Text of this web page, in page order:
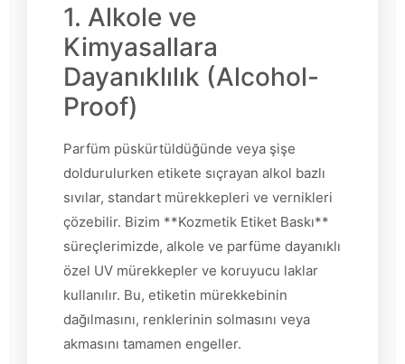
1. Alkole ve
Kimyasallara
Dayanıklılık (Alcohol-
Proof)
Parfüm püskürtüldüğünde veya şişe
doldurulurken etikete sıçrayan alkol bazlı
sıvılar, standart mürekkepleri ve vernikleri
çözebilir. Bizim **Kozmetik Etiket Baskı**
süreçlerimizde, alkole ve parfüme dayanıklı
özel UV mürekkepler ve koruyucu laklar
kullanılır. Bu, etiketin mürekkebinin
dağılmasını, renklerinin solmasını veya
akmasını tamamen engeller.